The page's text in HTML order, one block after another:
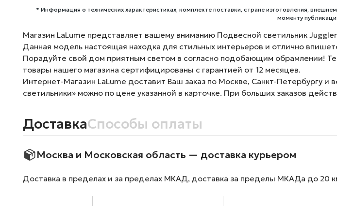
* Информация о технических характеристиках, комплекте поставки, стране изготовления,
моменту
Магазин LaLume представляет вашему вниманию Подвесной светильник
Данная модель настоящая находка для стильных интерьеров и отлично
Порадуйте свой дом приятным светом в согласно подобающим обрамлении!
товары нашего магазина сертифицированы с гарантией от 12 месяцев.
Интернет-Магазин LaLume доставит Ваш заказ по Москве, Санкт-Петербургу
светильники» можно по цене указанной в карточке. При больших заказов
ДоставкаСпособы оплаты
Москва и Московская область — доставка курьером
Доставка в пределах и за пределах МКАД, доставка за пределы МКАДа до 20